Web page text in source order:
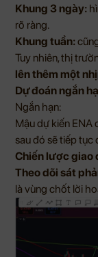
Khung 3 ngày:
rõ ràng.
Khung tuần:
Tuy nhiên, thị
lên thêm một
Dự đoán ngắn
Ngắn hạn:
Mậu dự kiến ENA
sau đó sẽ tiếp tục
Chiến lược giao
Theo dõi sát
là vùng chốt lời